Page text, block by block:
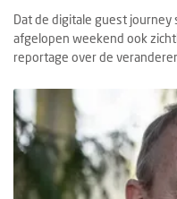
Dat de digitale guest
afgelopen weekend ook
reportage over de